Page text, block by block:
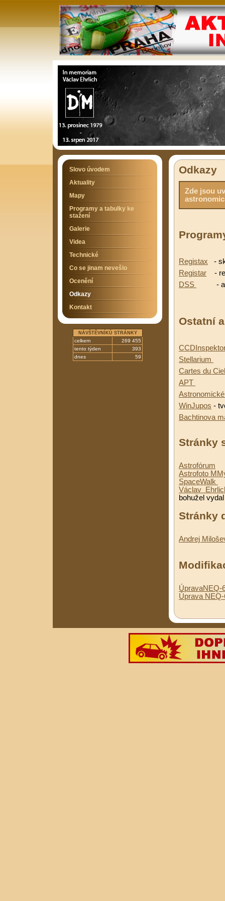
Odkazy
Zde jsou
Registax -
Registar -
DSS
-
Ostatní
Stellarium
Cartes du Ciel
APT
WinJupos -
Bachtinova
Stránky
Astrofórum
Astrofoto
SpaceWalk
Václav
bohužel
Stránky
Andrej
ÚpravaNEQ-
Úprava
Slovo úvodem
Aktuality
Mapy
Programy a tabulky ke
stažení
Galerie
Videa
Technické
Co se jinam nevešlo
Ocenění
Odkazy
Kontakt
NÁVŠTĚVNÍKŮ STRÁNKY
celkem
269 455
tento týden
393
dnes
59